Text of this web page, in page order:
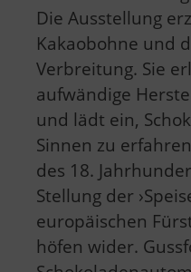
Die Ausstellung
Kakaobohne und
Verbreitung. Sie
aufwändige
und lädt ein,
Sinnen zu
des 18.
Stellung der
europäischen
höfen wider.